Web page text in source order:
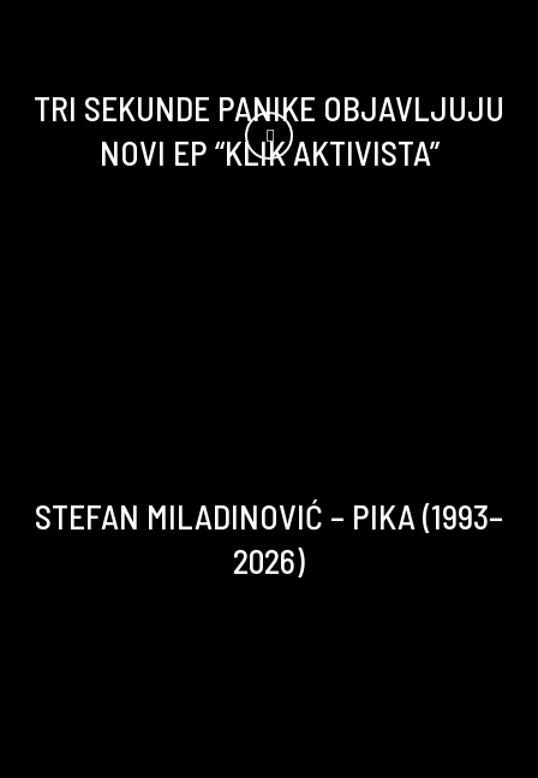
TRI SEKUNDE PANIKE OBJAVLJUJU
NOVI EP “KLIK AKTIVISTA”
STEFAN MILADINOVIĆ – PIKA (1993–
2026)